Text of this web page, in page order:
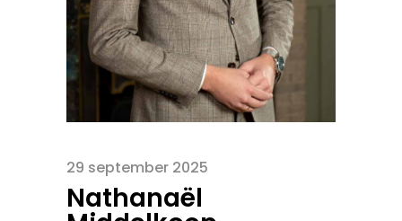
29 september 2025
Nathanaël